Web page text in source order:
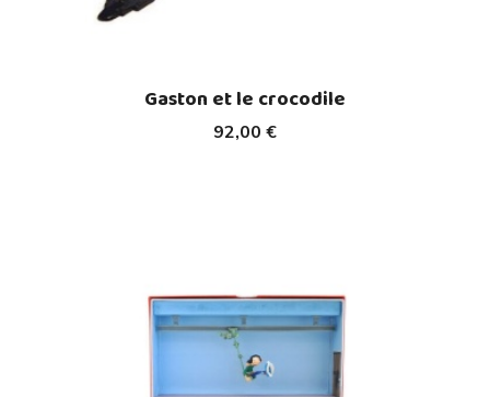
92,00 €
Gaston et le crocodile